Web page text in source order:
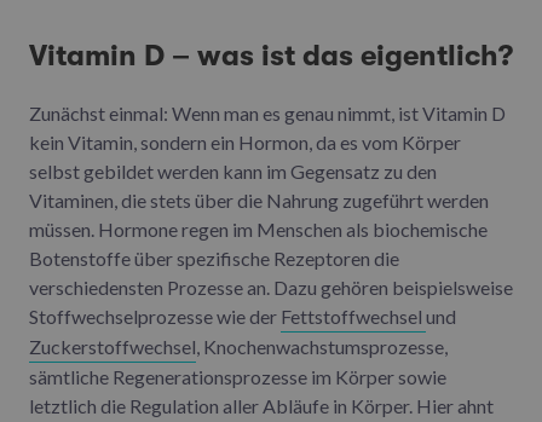
Vitamin D – was ist das eigentlich?
Zunächst einmal: Wenn man es genau nimmt, ist Vitamin D
kein Vitamin, sondern ein Hormon, da es vom Körper
selbst gebildet werden kann im Gegensatz zu den
Vitaminen, die stets über die Nahrung zugeführt werden
müssen. Hormone regen im Menschen als biochemische
Botenstoffe über spezifische Rezeptoren die
verschiedensten Prozesse an. Dazu gehören beispielsweise
Stoffwechselprozesse wie der Fettstoffwechsel und
Zuckerstoffwechsel, Knochenwachstumsprozesse,
sämtliche Regenerationsprozesse im Körper sowie
letztlich die Regulation aller Abläufe in Körper. Hier ahnt